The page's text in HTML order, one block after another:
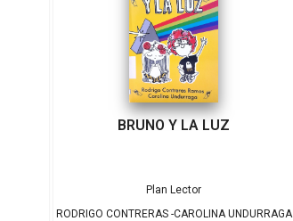
BRUNO Y LA LUZ
Plan Lector
RODRIGO CONTRERAS -CAROLINA UNDURRAGA